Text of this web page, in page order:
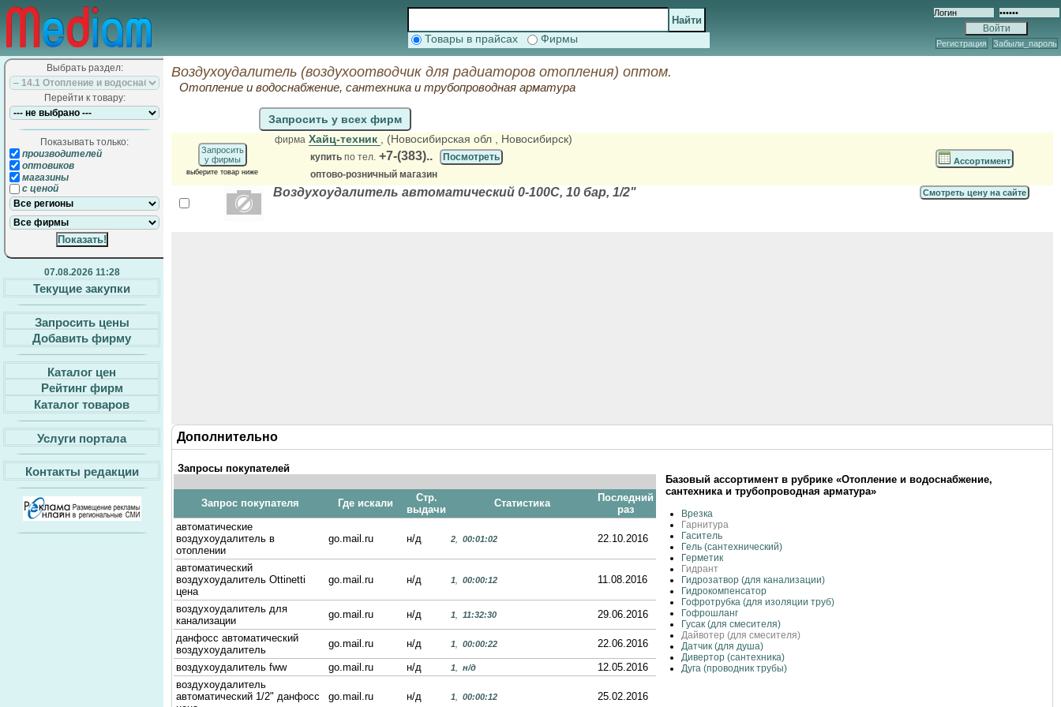
Товары в прайсах Фирмы Регистрация Забыли_пароль
Выбрать раздел:
Перейти к товару:
Показывать только:
производителей
оптовиков
магазины
с ценой
07.08.2026 11:28
Текущие закупки
Запросить цены
Добавить фирму
Каталог цен
Рейтинг фирм
Каталог товаров
Услуги портала
Контакты редакции
Воздухоудалитель (воздухоотводчик для радиаторов отопления) оптом.
Отопление и водоснабжение, сантехника и трубопроводная арматура
Запросить у всех фирм
Запросить
у фирмы
выберите товар ниже
фирма Хайц-техник , (Новосибирская обл , Новосибирск)
купить по тел. +7-(383)..
Посмотреть
оптово-розничный магазин
Ассортимент
Воздухоудалитель автоматический 0-100С, 10 бар, 1/2" Смотреть цену на сайте
Дополнительно
Запросы покупателей
Запрос покупателя Где искали
Стр.
выдачи
Статистика
Последний
раз
автоматические
воздухоудалитель в
отоплении
go.mail.ru н/д 2 00:01:02 22.10.2016
автоматический
воздухоудалитель Ottinetti
цена
go.mail.ru н/д 1 00:00:12 11.08.2016
воздухоудалитель для
канализации
go.mail.ru н/д 1 11:32:30
29.06.2016
данфосс автоматический
воздухоудалитель
go.mail.ru н/д 1 00:00:22
22.06.2016
воздухоудалитель fww
go.mail.ru н/д 1 н/д
12.05.2016
воздухоудалитель
автоматический 1/2" данфосс
go.mail.ru н/д 1 00:00:12 25.02.2016
Базовый ассортимент в рубрике «Отопление и водоснабжение,
сантехника и трубопроводная арматура»
Врезка
Гарнитура
Гаситель
Гель (сантехнический)
Герметик
Гидрант
Гидрозатвор (для канализации)
Гидрокомпенсатор
Гофротрубка (для изоляции труб)
Гофрошланг
Гусак (для смесителя)
Дайвотер (для смесителя)
Датчик (для душа)
Дивертор (сантехника)
Дуга (проводник трубы)